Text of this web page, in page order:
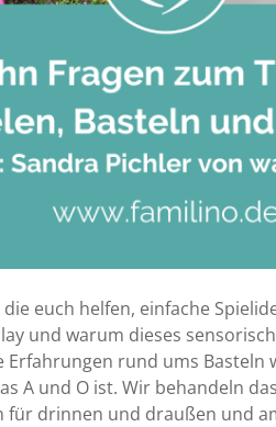
euch helfen, einfache
und warum dieses
Erfahrungen rund ums
A und O ist. Wir behandeln
für drinnen und draußen und